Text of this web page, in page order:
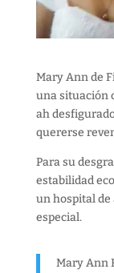
Mary Ann de
una situación
ah
quererse
Para su
estabilidad
un hospital de
especial.
Mary Ann